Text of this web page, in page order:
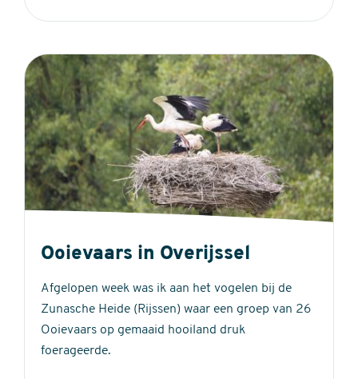
Ooievaars in Overijssel
Afgelopen week was ik aan het vogelen bij de
Zunasche Heide (Rijssen) waar een groep van 26
Ooievaars op gemaaid hooiland druk
foerageerde.